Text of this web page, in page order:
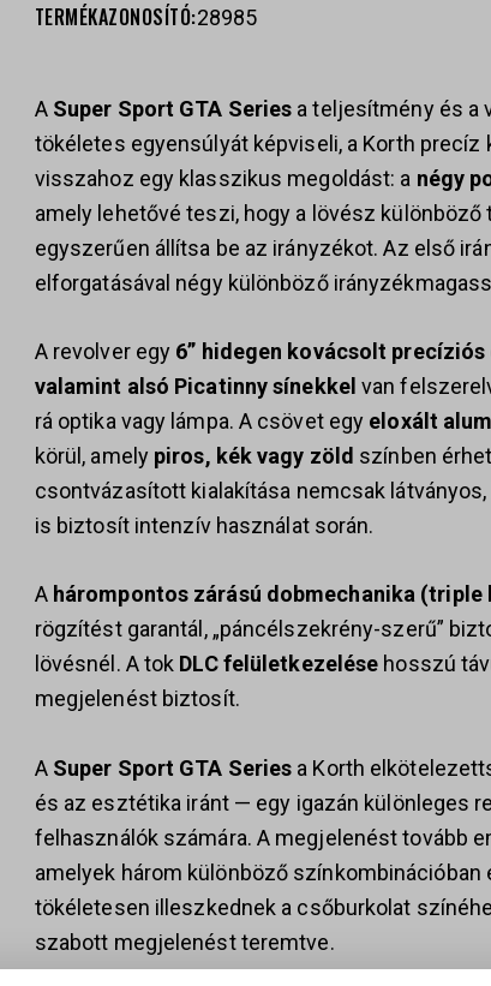
TERMÉKAZONOSÍTÓ:28985
A Super Sport GTA Series a teljesítmény és a
tökéletes egyensúlyát képviseli, a Korth precíz
visszahoz egy klasszikus megoldást: a négy
amely lehetővé teszi, hogy a lövész különböző
egyszerűen állítsa be az irányzékot. Az első
elforgatásával négy különböző
A revolver egy 6” hidegen kovácsolt precíziós
valamint alsó Picatinny sínekkel van
rá optika vagy lámpa. A csövet egy eloxált
körül, amely piros, kék vagy zöld színben
csontvázasított kialakítása nemcsak
is biztosít intenzív használat során.
A hárompontos zárású dobmechanika (triple
rögzítést garantál, „páncélszekrény-szerű”
lövésnél. A tok DLC felületkezelése hosszú
megjelenést biztosít.
A Super Sport GTA Series a Korth
és az esztétika iránt — egy igazán különleges
felhasználók számára. A megjelenést tovább
amelyek három különböző színkombinációban
tökéletesen illeszkednek a csőburkolat
szabott megjelenést teremtve.